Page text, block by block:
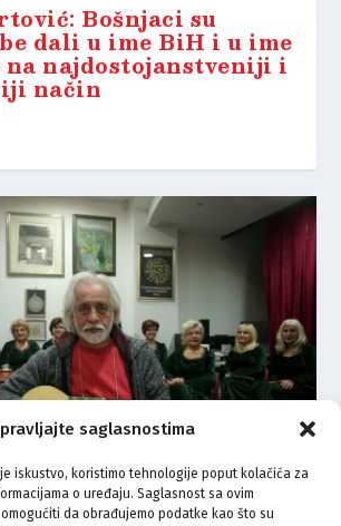
saglasnostima
iskustvo, koristimo tehnologije poput kolačića za
o uređaju. Saglasnost sa ovim
da obrađujemo podatke kao što su
Bošnjaci su
dali u ime BiH i u ime
najdostojanstveniji i
način
ženskom horu